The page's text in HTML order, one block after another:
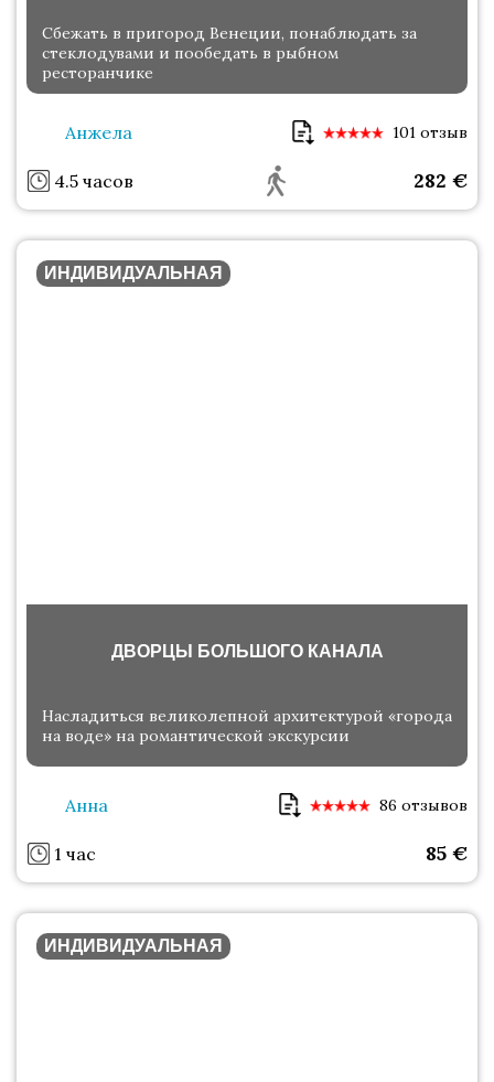
Сбежать в пригород Венеции, понаблюдать за
стеклодувами и пообедать в рыбном
ресторанчике
Анжела 101 отзыв
4.5 часов 282 €
ИНДИВИДУАЛЬНАЯ
ДВОРЦЫ БОЛЬШОГО КАНАЛА
Насладиться великолепной архитектурой «города
на воде» на романтической экскурсии
Анна 86 отзывов
1 час 85 €
ИНДИВИДУАЛЬНАЯ